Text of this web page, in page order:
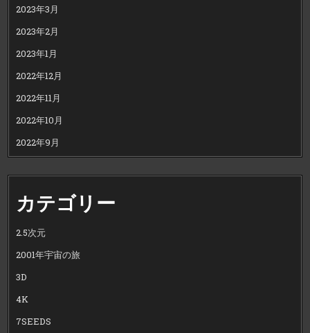
2023年3月
2023年2月
2023年1月
2022年12月
2022年11月
2022年10月
2022年9月
カテゴリー
2.5次元
2001年宇宙の旅
3D
4K
7SEEDS